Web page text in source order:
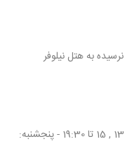
شنبه تا چهارشنبه: 8:30 تا 13 , 15 تا 19:30 - پنجشنبه: